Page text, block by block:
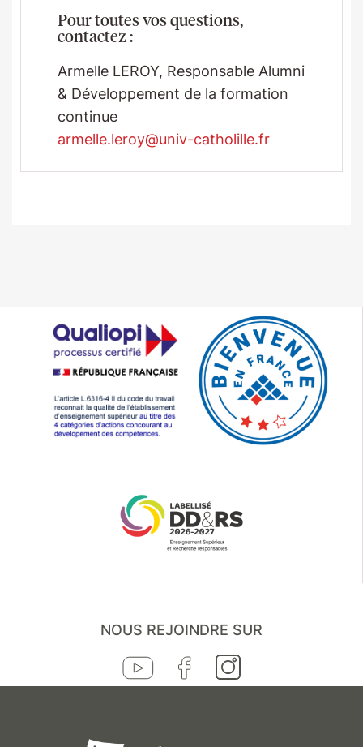
Pour toutes vos questions,
contactez :
Armelle LEROY, Responsable Alumni
& Développement de la formation
continue
armelle.leroy@univ-catholille.fr
NOUS REJOINDRE SUR